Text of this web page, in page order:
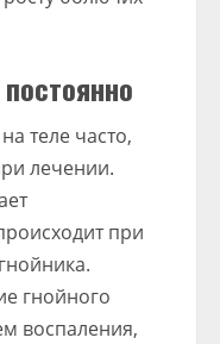
теле часто,
лечении.
при
гнойного
воспаления,